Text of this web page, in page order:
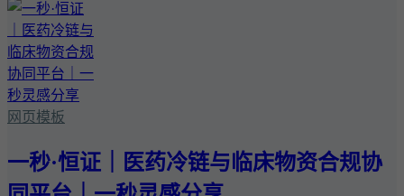
网页模板
一秒·恒证｜医药冷链与临床物资合规协